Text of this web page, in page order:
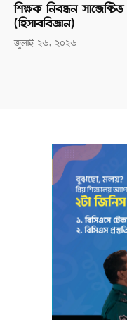
শিক্ষক নিবন্ধন সাব্জেক্টিভ
(হিসাববিজ্ঞান)
জুলাই ২৬, ২০২৬